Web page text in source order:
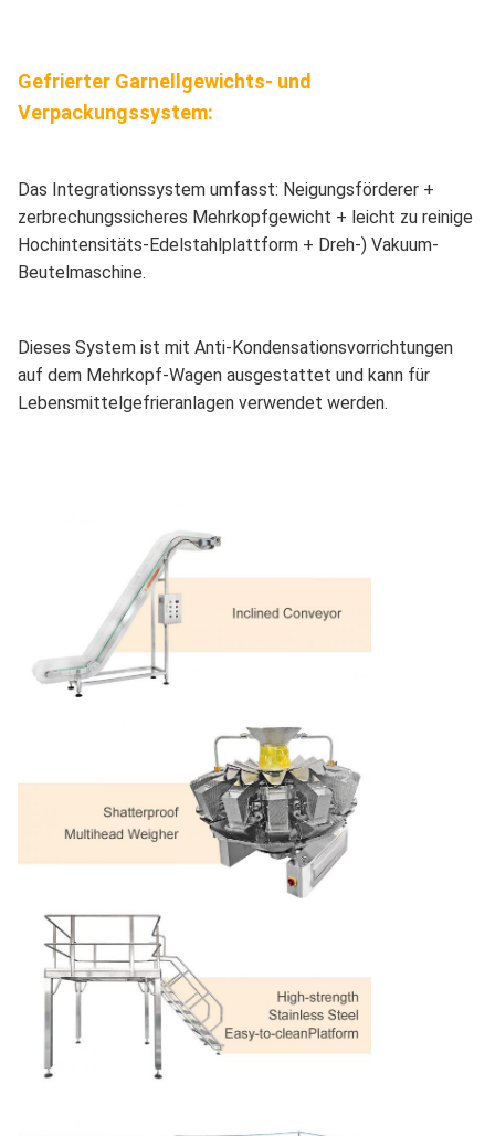
Tasche
Öffnung der
1- Keine Tasche oder
Material, verweigert das
3.Niedrigluftdruckmelder
Gefrierter Garnellgewichts- und
Verpackungssystem:
Das Integrationssystem umfasst: Neigungsförderer +
zerbrechungssicheres Mehrkopfgewicht + leicht zu reinige
Hochintensitäts-Edelstahlplattform + Dreh-) Vakuum-
Beutelmaschine.
Dieses System ist mit Anti-Kondensationsvorrichtungen
auf dem Mehrkopf-Wagen ausgestattet und kann für
Lebensmittelgefrieranlagen verwendet werden.